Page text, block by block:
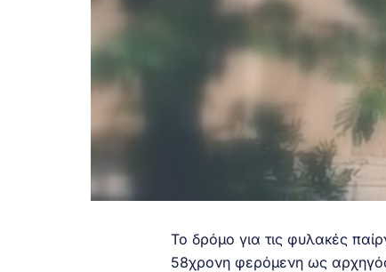
Το δρόμο για τις φυλακές
58χρονη φερόμενη ως